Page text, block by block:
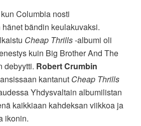
Columbia nosti
bändin keulakuvaksi.
Cheap Thrills-albumi oli
kuin Big Brother And The
debyytti. Robert Crumbin
kantanut Cheap Thrills
Yhdysvaltain albumilistan
kaikkiaan kahdeksan viikkoa ja
ikonin.